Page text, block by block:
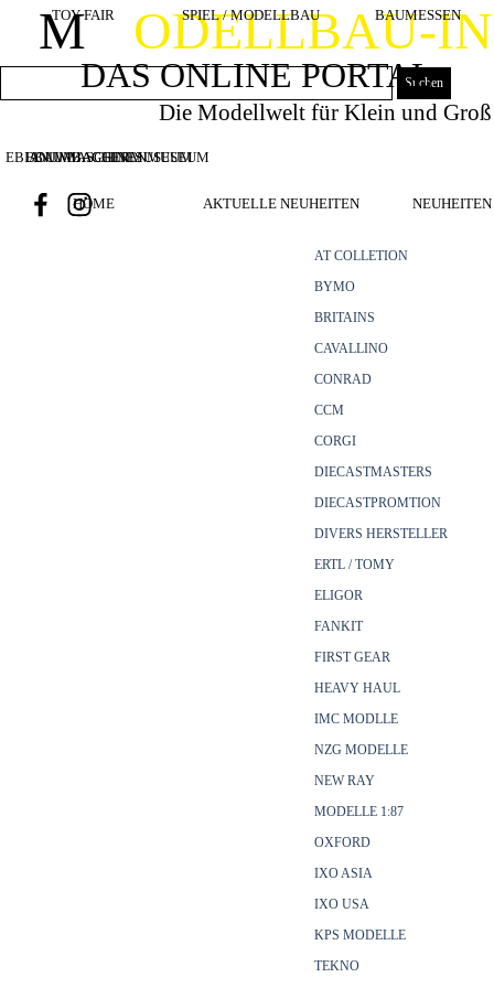
Direkt zum SeiteninhaltODELLBAU-
M
TOY FAIR SPIEL / MODELLBAU BAUMESSEN
DAS ONLINE PORTAL
Suchen
Die Modellwelt für Klein und Groß
BOUWMACHINES
BAUMASCHINENMUSEUM
EBIANUMBAGGERMUSEUM
HOME AKTUELLE NEUHEITEN
AT COLLETION
BYMO
BRITAINS
CAVALLINO
CONRAD
CCM
CORGI
DIECASTMASTERS
DIECASTPROMTION
DIVERS HERSTELLER
ERTL / TOMY
ELIGOR
FANKIT
FIRST GEAR
HEAVY HAUL
IMC MODLLE
NZG MODELLE
NEW RAY
MODELLE 1:87
OXFORD
IXO ASIA
IXO USA
KPS MODELLE
TEKNO